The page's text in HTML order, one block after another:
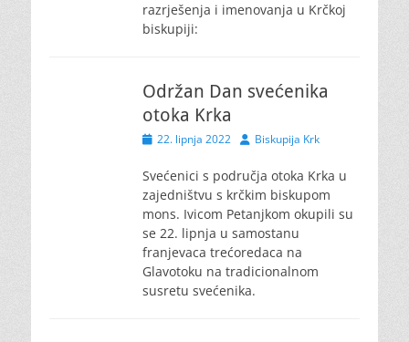
razrješenja i imenovanja u Krčkoj
biskupiji:
Održan Dan svećenika
otoka Krka
Posted22. lipnja 2022 AuthorBiskupija Krk
Svećenici s područja otoka Krka u
zajedništvu s krčkim biskupom
mons. Ivicom Petanjkom okupili su
se 22. lipnja u samostanu
franjevaca trećoredaca na
Glavotoku na tradicionalnom
susretu svećenika.